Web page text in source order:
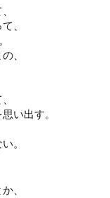
、
、
い出す。
。
、